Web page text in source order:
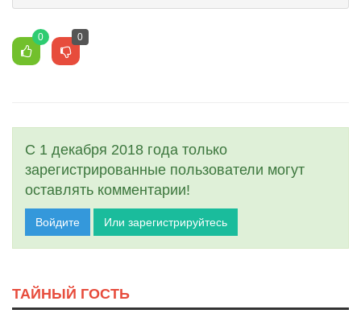
0 0
С 1 декабря 2018 года только
зарегистрированные пользователи могут
оставлять комментарии!
Войдите Или зарегистрируйтесь
ТАЙНЫЙ ГОСТЬ